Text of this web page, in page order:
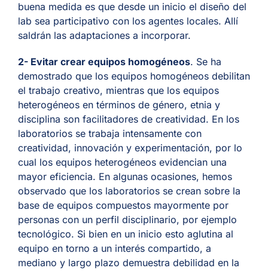
buena medida es que desde un inicio el diseño del
lab sea participativo con los agentes locales. Allí
saldrán las adaptaciones a incorporar.
2- Evitar crear equipos homogéneos. Se ha
demostrado que los equipos homogéneos debilitan
el trabajo creativo, mientras que los equipos
heterogéneos en términos de género, etnia y
disciplina son facilitadores de creatividad. En los
laboratorios se trabaja intensamente con
creatividad, innovación y experimentación, por lo
cual los equipos heterogéneos evidencian una
mayor eficiencia. En algunas ocasiones, hemos
observado que los laboratorios se crean sobre la
base de equipos compuestos mayormente por
personas con un perfil disciplinario, por ejemplo
tecnológico. Si bien en un inicio esto aglutina al
equipo en torno a un interés compartido, a
mediano y largo plazo demuestra debilidad en la